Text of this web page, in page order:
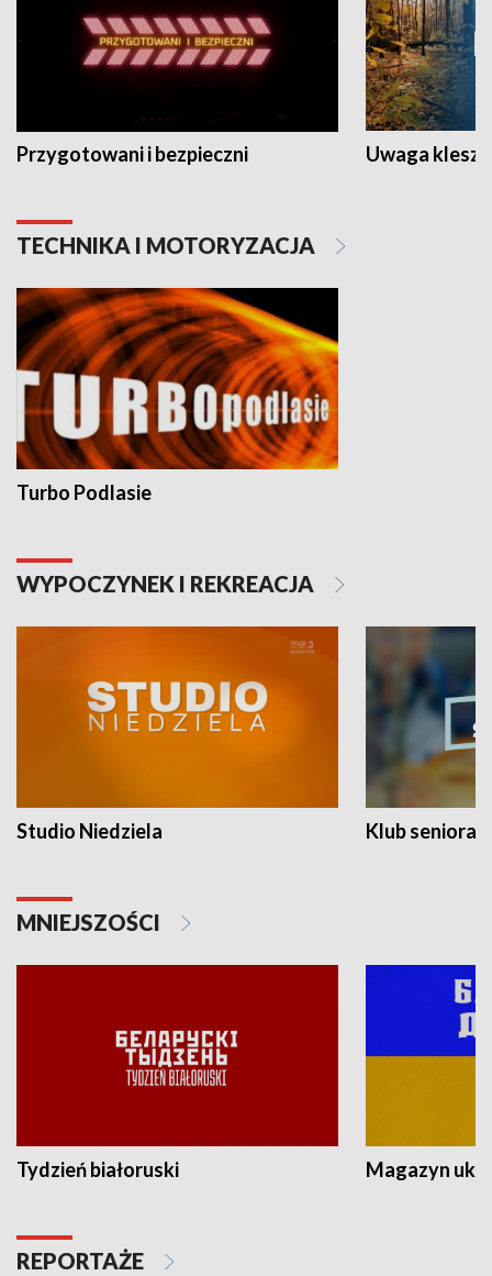
Przygotowani i bezpieczni Uwaga
TECHNIKA I MOTORYZACJA
Turbo Podlasie
WYPOCZYNEK I REKREACJA
Studio Niedziela Klub seniora
MNIEJSZOŚCI
Tydzień białoruski Magazyn
REPORTAŻE